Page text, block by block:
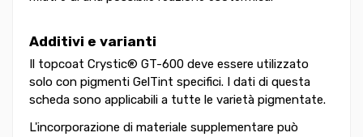
Additivi e varianti
Il topcoat Crystic® GT-600 deve essere utilizzato
solo con pigmenti GelTint specifici. I dati di questa
scheda sono applicabili a tutte le varietà pigmentate.
L'incorporazione di materiale supplementare può